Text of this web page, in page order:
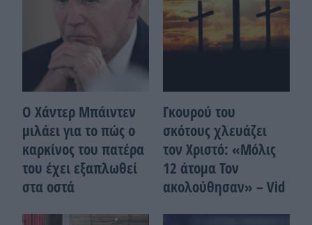
Ο Χάντερ Μπάιντεν
μιλάει για το πώς ο
καρκίνος του πατέρα
του έχει εξαπλωθεί
στα οστά
Γκουρού του
σκότους χλευάζει
τον Χριστό: «Μόλις
12 άτομα Τον
ακολούθησαν» – Vid